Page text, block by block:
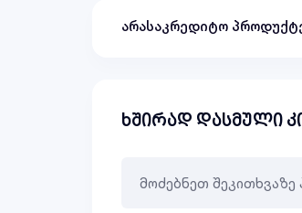
არასაკრედიტო
ხშირად დასმული